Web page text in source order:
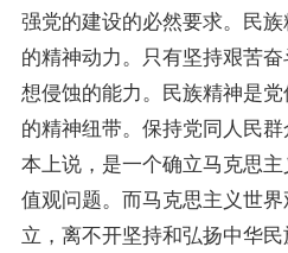
强党的建设的必然要求。民
的精神动力。只有坚持艰苦
想侵蚀的能力。民族精神是
的精神纽带。保持党同人民
本上说，是一个确立马克思
值观问题。而马克思主义世
立，离不开坚持和弘扬中华